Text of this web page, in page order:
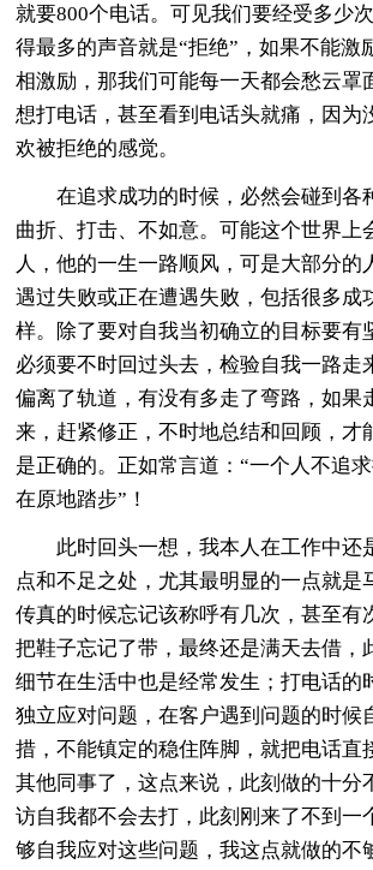
就要800个电话。可见我们要经受多少
得最多的声音就是“拒绝”，如果不能激
相激励，那我们可能每一天都会愁云罩
想打电话，甚至看到电话头就痛，因为
欢被拒绝的感觉。
在追求成功的时候，必然会碰到各
曲折、打击、不如意。可能这个世界上
人，他的一生一路顺风，可是大部分的
遇过失败或正在遭遇失败，包括很多成
样。除了要对自我当初确立的目标要有
必须要不时回过头去，检验自我一路走
偏离了轨道，有没有多走了弯路，如果
来，赶紧修正，不时地总结和回顾，才
是正确的。正如常言道：“一个人不追
在原地踏步”！
此时回头一想，我本人在工作中还
点和不足之处，尤其最明显的一点就是
传真的时候忘记该称呼有几次，甚至有
把鞋子忘记了带，最终还是满天去借，
细节在生活中也是经常发生；打电话的
独立应对问题，在客户遇到问题的时候
措，不能镇定的稳住阵脚，就把电话直
其他同事了，这点来说，此刻做的十分
访自我都不会去打，此刻刚来了不到一
够自我应对这些问题，我这点就做的不